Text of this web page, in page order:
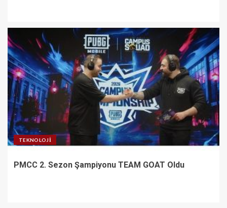
TEKNOLOJI
PMCC 2. Sezon Şampiyonu TEAM GOAT Oldu